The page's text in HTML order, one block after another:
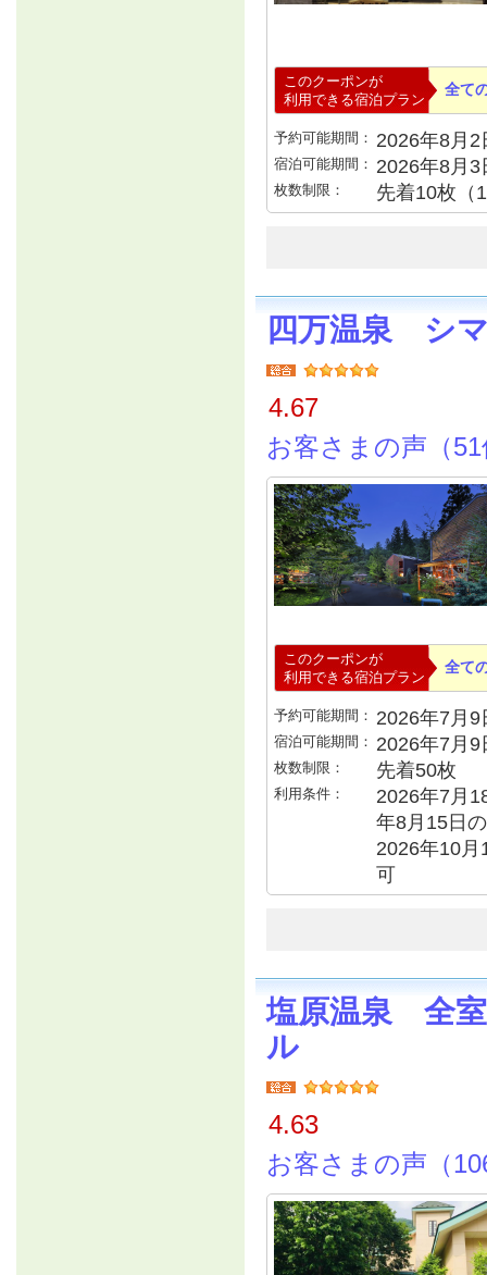
このクーポンが
利用できる宿泊プラン
全て
予約可能期間： 2026年8月
宿泊可能期間： 2026年8月
枚数制限： 先着10枚（
四万温泉 シ
4.67
お客さまの声（
このクーポンが
利用できる宿泊プラン
全て
予約可能期間： 2026年7月
宿泊可能期間： 2026年7月
枚数制限： 先着50枚
利用条件：
2026年7月
年8月15日
2026年10
可
塩原温泉 全
ル
4.63
お客さまの声（